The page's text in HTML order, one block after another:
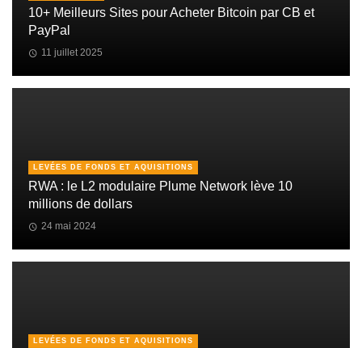
10+ Meilleurs Sites pour Acheter Bitcoin par CB et
PayPal
11 juillet 2025
LEVÉES DE FONDS ET AQUISITIONS
RWA : le L2 modulaire Plume Network lève 10
millions de dollars
24 mai 2024
LEVÉES DE FONDS ET AQUISITIONS